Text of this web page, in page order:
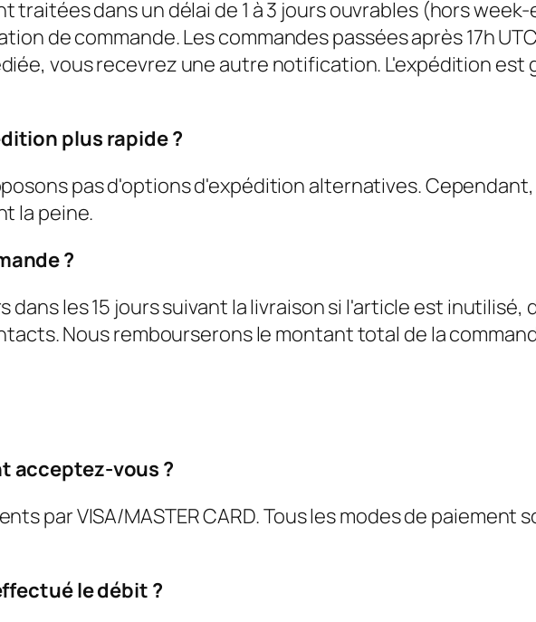
traitées dans un délai de 1 à 3 jours ouvrables (hors
de commande. Les commandes passées après 17h
vous recevrez une autre notification. L'expédition est
plus rapide ?
pas d'options d'expédition alternatives.
la peine.
?
les 15 jours suivant la livraison si l'article est inutilisé,
Nous rembourserons le montant total de la
acceptez-vous ?
par VISA/MASTER CARD. Tous les modes de paiement
le débit ?